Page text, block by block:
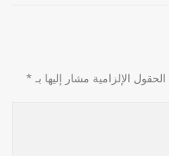
الحقول الإلزامية مشار إليها بـ *